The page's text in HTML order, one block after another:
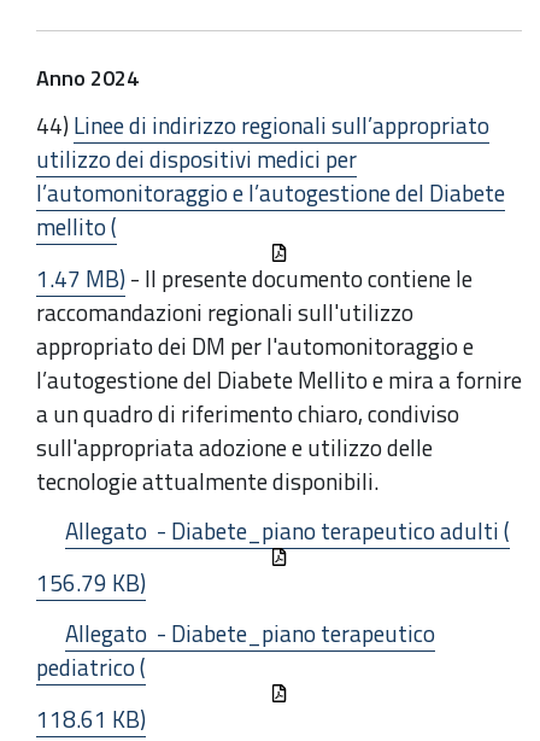
Anno 2024
44)Linee di indirizzo regionali sull’appropriato
utilizzo dei dispositivi medici per
l’automonitoraggio e l’autogestione del Diabete
mellito (
1.47 MB)- Il presente documento contiene le
raccomandazioni regionali sull'utilizzo
appropriato dei DM per l'automonitoraggio e
l’autogestione del Diabete Mellito e mira a fornire
a un quadro di riferimento chiaro, condiviso
sull'appropriata adozione e utilizzo delle
tecnologie attualmente disponibili.
Allegato - Diabete_piano terapeutico adulti (
156.79 KB)
Allegato - Diabete_piano terapeutico
pediatrico (
118.61 KB)